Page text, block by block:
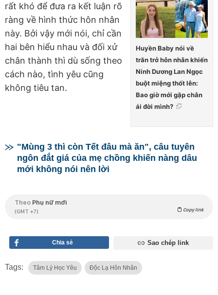
Huyền Baby nói về
trăn trở hôn nhân khiến
Ninh Dương Lan Ngọc
buột miệng thốt lên:
Bao giờ mới gặp chân
ái đời mình?
rất khó để đưa ra kết luận rõ
ràng về hình thức hôn nhân
này. Bởi vậy mới nói, chỉ cần
hai bên hiểu nhau và đối xử
chân thành thì dù sống theo
cách nào, tình yêu cũng
không tiêu tan.
"Mùng 3 thì còn Tết đâu mà ăn", câu tuyên
ngôn đắt giá của mẹ chồng khiến nàng dâu
mới không nói nên lời
Theo Phụ nữ mới
(GMT +7) Copy link
Chia sẻ Sao chép link
Tags: Tâm Lý Học Yêu Độc Lạ Hôn Nhân